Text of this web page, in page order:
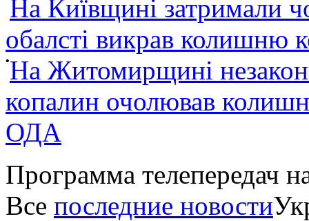
На Київщині затримали
обалсті викрав колишню
•На Житомирщині
копалин очолював
ОДА
Программа телепередач
Все последние новости